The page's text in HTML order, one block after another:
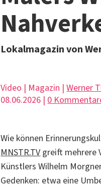
Lokalmagazin von
Video | Magazin |Werner
08.06.2026 | 0
Wie können
MNSTR.TV greift mehrere
Künstlers Wilhelm
Gedenken: etwa eine